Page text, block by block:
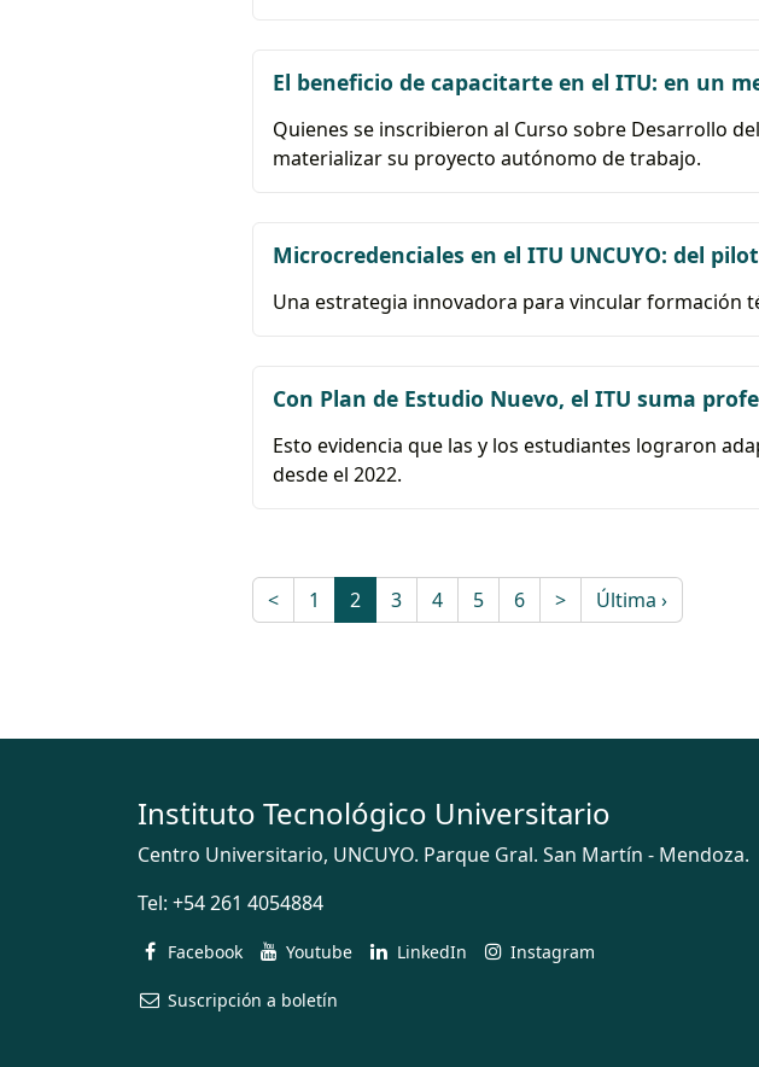
El beneficio de capacitarte en el ITU: en un
Quienes se inscribieron al Curso sobre Desarrollo
materializar su proyecto autónomo de trabajo.
Microcredenciales en el ITU UNCUYO: del
Una estrategia innovadora para vincular formación
Con Plan de Estudio Nuevo, el ITU suma
Esto evidencia que las y los estudiantes lograron
desde el 2022.
< 1 2 3 4 5 6 > Última ›
Instituto Tecnológico Universitario
Centro Universitario, UNCUYO. Parque Gral. San Martín - Mendoza.
Tel: +54 261 4054884
Facebook Youtube LinkedIn Instagram
Suscripción a boletín